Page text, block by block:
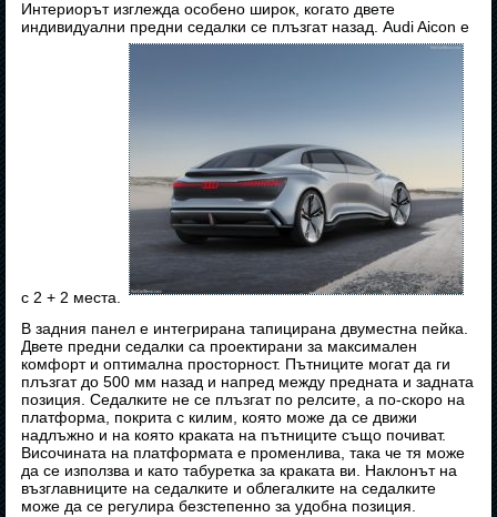
Интериорът изглежда особено широк, когато двете
индивидуални предни седалки се плъзгат назад. Audi Aicon е
с 2 + 2 места.
В задния панел е интегрирана тапицирана двуместна пейка.
Двете предни седалки са проектирани за максимален
комфорт и оптимална просторност. Пътниците могат да ги
плъзгат до 500 мм назад и напред между предната и задната
позиция. Седалките не се плъзгат по релсите, а по-скоро на
платформа, покрита с килим, която може да се движи
надлъжно и на която краката на пътниците също почиват.
Височината на платформата е променлива, така че тя може
да се използва и като табуретка за краката ви. Наклонът на
възглавниците на седалките и облегалките на седалките
може да се регулира безстепенно за удобна позиция.